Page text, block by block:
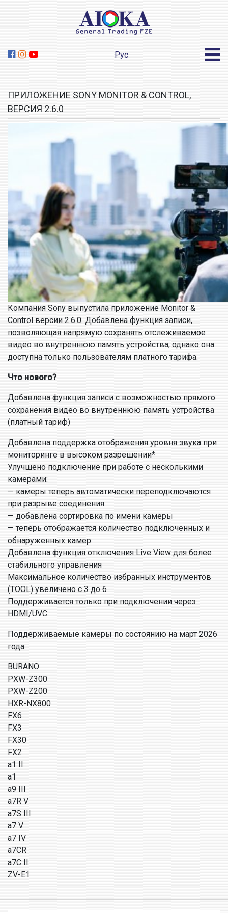
Рус
ПРИЛОЖЕНИЕ SONY MONITOR & CONTROL,
ВЕРСИЯ 2.6.0
Компания Sony выпустила приложение Monitor &
Control версии 2.6.0. Добавлена функция записи,
позволяющая напрямую сохранять отслеживаемое
видео во внутреннюю память устройства; однако она
доступна только пользователям платного тарифа.
Что нового?
Добавлена функция записи с возможностью прямого
сохранения видео во внутреннюю память устройства
(платный тариф)
Добавлена поддержка отображения уровня звука при
мониторинге в высоком разрешении*
Улучшено подключение при работе с несколькими
камерами:
— камеры теперь автоматически переподключаются
при разрыве соединения
— добавлена сортировка по имени камеры
— теперь отображается количество подключённых и
обнаруженных камер
Добавлена функция отключения Live View для более
стабильного управления
Максимальное количество избранных инструментов
(TOOL) увеличено с 3 до 6
Поддерживается только при подключении через
HDMI/UVC
Поддерживаемые камеры по состоянию на март 2026
года:
BURANO
PXW-Z300
PXW-Z200
HXR-NX800
FX6
FX3
FX30
FX2
a1 II
a1
a9 III
a7R V
a7S III
a7 V
a7 IV
a7CR
a7C II
ZV-E1